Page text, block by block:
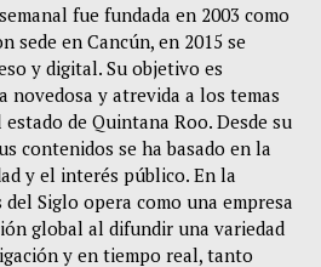
fue fundada en 2003 como
en Cancún, en 2015 se
y digital. Su objetivo es
novedosa y atrevida a los temas
de Quintana Roo. Desde su
contenidos se ha basado en la
y el interés público. En la
Siglo opera como una empresa
global al difundir una variedad
y en tiempo real, tanto